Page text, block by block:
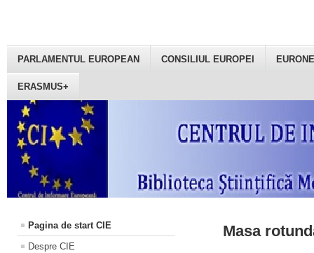
PARLAMENTUL EUROPEAN CONSILIUL EUROPEI
ERASMUS+
Pagina de start CIE
Despre CIE
Masa